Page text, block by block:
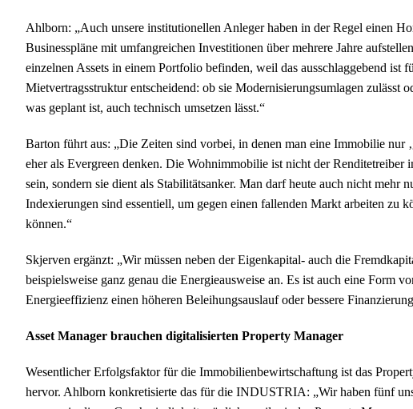
Ahlborn: „Auch unsere institutionellen Anleger haben in der Regel einen
Businesspläne mit umfangreichen Investitionen über mehrere Jahre
einzelnen Assets in einem Portfolio befinden, weil das ausschlaggebend
Mietvertragsstruktur entscheidend: ob sie Modernisierungsumlagen zulässt
was geplant ist, auch technisch umsetzen lässt.“
Barton führt aus: „Die Zeiten sind vorbei, in denen man eine Immobilie nur
eher als Evergreen denken. Die Wohnimmobilie ist nicht der
sein, sondern sie dient als Stabilitätsanker. Man darf heute auch nicht mehr
Indexierungen sind essentiell, um gegen einen fallenden Markt arbeiten zu
können.“
Skjerven ergänzt: „Wir müssen neben der Eigenkapital- auch die
beispielsweise ganz genau die Energieausweise an. Es ist auch eine Form
Energieeffizienz einen höheren Beleihungsauslauf oder bessere
Asset Manager brauchen digitalisierten Property Manager
Wesentlicher Erfolgsfaktor für die Immobilienbewirtschaftung ist das
hervor. Ahlborn konkretisierte das für die INDUSTRIA: „Wir haben fünf